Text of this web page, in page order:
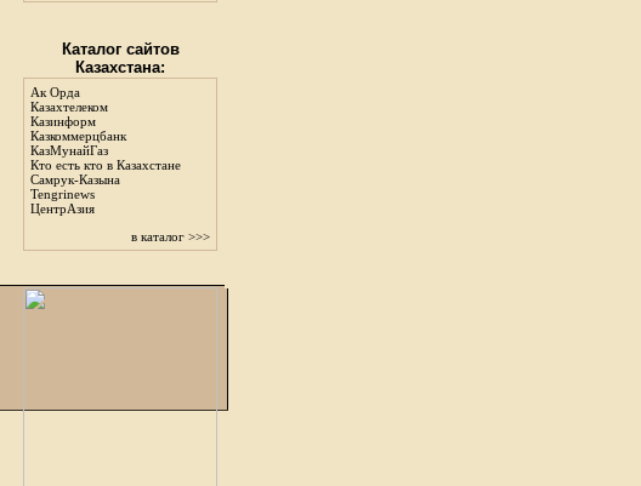
Каталог сайтов
Казахстана:
Ак Орда
Казахтелеком
Казинформ
Казкоммерцбанк
КазМунайГаз
Кто есть кто в Казахстане
Самрук-Казына
Tengrinews
ЦентрАзия
в каталог >>>